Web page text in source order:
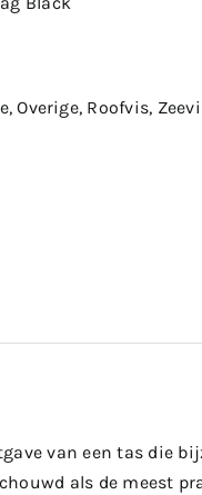
,Overige, Roofvis,
van een tas die
als de meest